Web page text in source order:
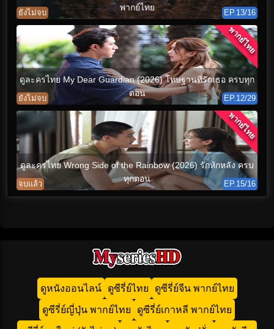
พากย์ไทย
ยังไม่จบ EP.13/16
ดูละครไทย My Dear Guardian (2026) โทษฐานที่รักเธอ ครบทุก
ตอน
ยังไม่จบ EP.12/29
พากย์ไทย
ดูละครไทย Wrong Side of the Rainbow (2026) รักหักหลัง ครบ
ทุกตอน
จบแล้ว EP.15/16
พากย์ไทย
ดูหนังออนไลน์ ดูซีรี่ย์ไทย ดูซีรี่ย์จีน พากย์ไทย
ดูซีรี่ย์ญี่ปุ่น พากย์ไทย ดูซีรี่ย์เกาหลี พากย์ไทย